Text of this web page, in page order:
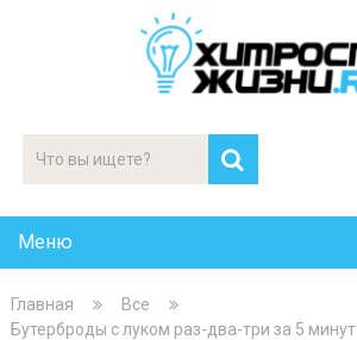
Меню
Главная
Все
Бутерброды с луком раз-два-три за 5 минут